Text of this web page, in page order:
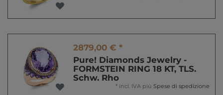
2879,00 € *
Pure! Diamonds Jewelry -
FORMSTEIN RING 18 KT, TLS.
Schw. Rho
* incl. IVA più Spese di spedizione